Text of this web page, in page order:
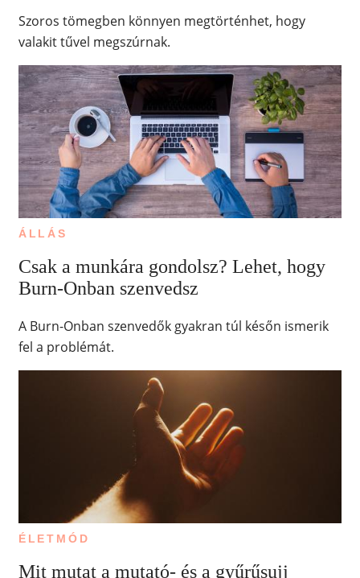
Szoros tömegben könnyen megtörténhet, hogy
valakit tűvel megszúrnak.
ÁLLÁS
Csak a munkára gondolsz? Lehet, hogy
Burn-Onban szenvedsz
A Burn-Onban szenvedők gyakran túl későn ismerik
fel a problémát.
ÉLETMÓD
Mit mutat a mutató- és a gyűrűsujj